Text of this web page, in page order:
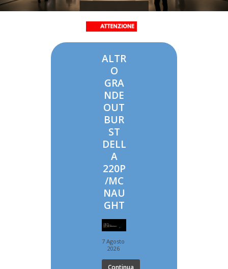
ALTR
O
GRA
NDE
OUT
BUR
ST
DELL
A
220P
/MC
NAU
GHT
7 Agosto
2026
Continua